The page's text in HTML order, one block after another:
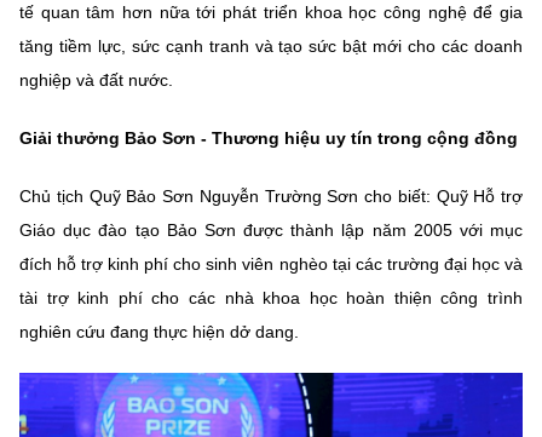
tế quan tâm hơn nữa tới phát triển khoa học công nghệ để gia
tăng tiềm lực, sức cạnh tranh và tạo sức bật mới cho các doanh
nghiệp và đất nước.
Giải thưởng Bảo Sơn - Thương hiệu uy tín trong cộng đồng
Chủ tịch Quỹ Bảo Sơn Nguyễn Trường Sơn cho biết: Quỹ Hỗ trợ
Giáo dục đào tạo Bảo Sơn được thành lập năm 2005 với mục
đích hỗ trợ kinh phí cho sinh viên nghèo tại các trường đại học và
tài trợ kinh phí cho các nhà khoa học hoàn thiện công trình
nghiên cứu đang thực hiện dở dang.